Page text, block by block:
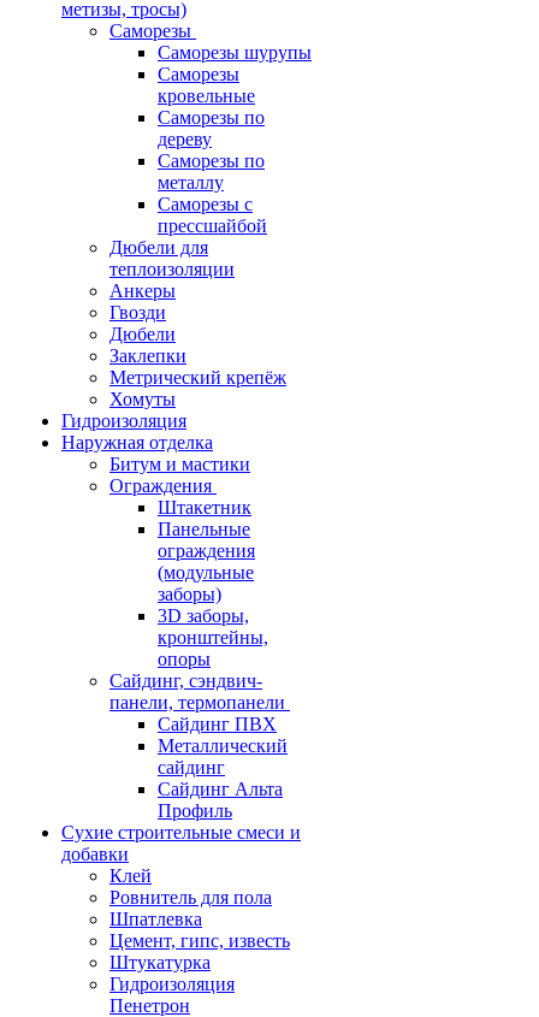
метизы, тросы)
Саморезы
Саморезы шурупы
Саморезы
кровельные
Саморезы по
дереву
Саморезы по
металлу
Саморезы с
прессшайбой
Дюбели для
теплоизоляции
Анкеры
Гвозди
Дюбели
Заклепки
Метрический крепёж
Хомуты
Гидроизоляция
Наружная отделка
Битум и мастики
Ограждения
Штакетник
Панельные
ограждения
(модульные
заборы)
3D заборы,
кронштейны,
опоры
Cайдинг, сэндвич-
панели, термопанели
Сайдинг ПВХ
Металлический
сайдинг
Сайдинг Альта
Профиль
Сухие строительные смеси и
добавки
Клей
Ровнитель для пола
Шпатлевка
Цемент, гипс, известь
Штукатурка
Гидроизоляция
Пенетрон